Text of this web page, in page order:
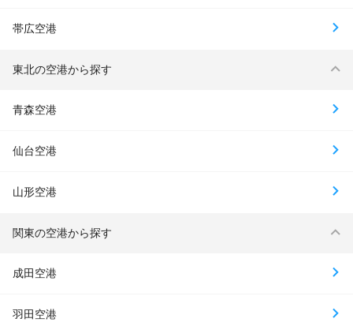
帯広空港
東北の空港から探す
青森空港
仙台空港
山形空港
関東の空港から探す
成田空港
羽田空港